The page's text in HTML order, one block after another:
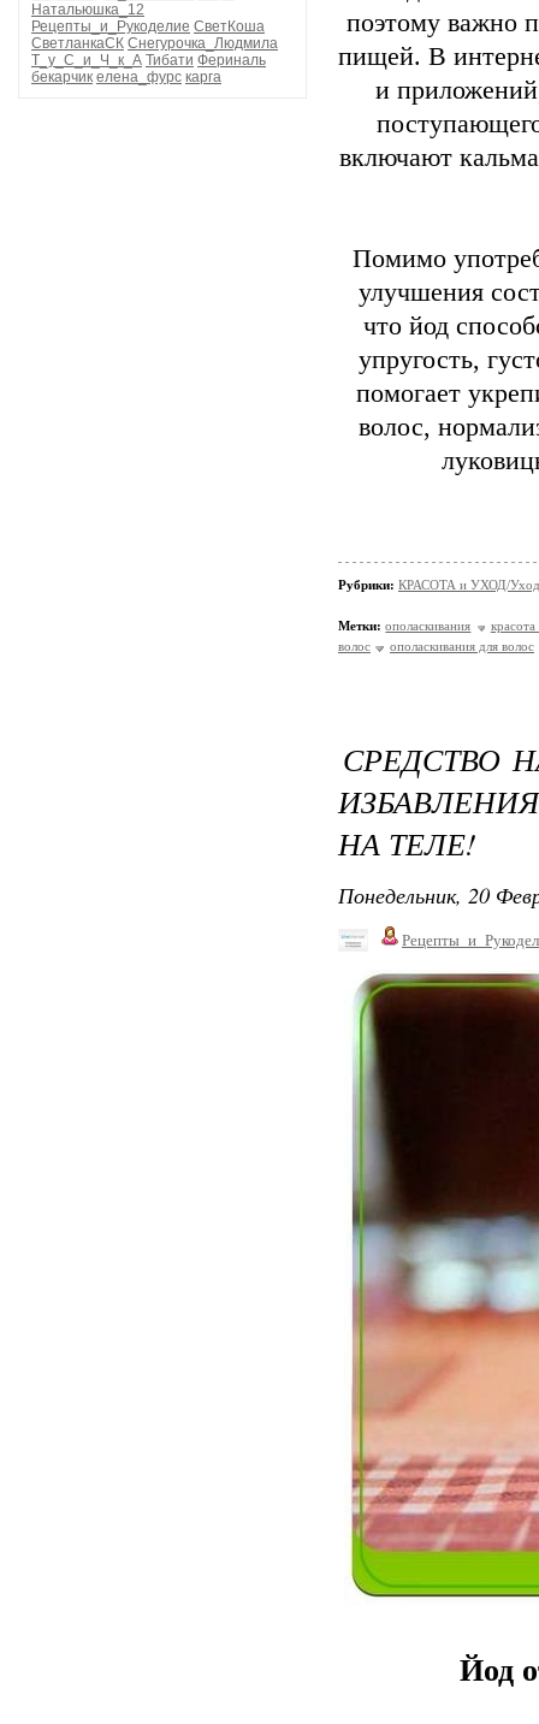
Натальюшка_12
Рецепты_и_Рукоделие СветКоша
СветланкаСК Снегурочка_Людмила
Т_у_С_и_Ч_к_А Тибати Фериналь
бекарчик елена_фурс карга
поэтому важно
пищей. В
и
включают
Помимо
улучшения
что йод
упругость,
помогает
волос,
Рубрики: КРАСОТА и УХОД/Уход
Метки: ополаскивания
волос
ополаскивания для волос
СРЕДСТВО
НА ТЕЛЕ!
Понедельник, 20
Йод